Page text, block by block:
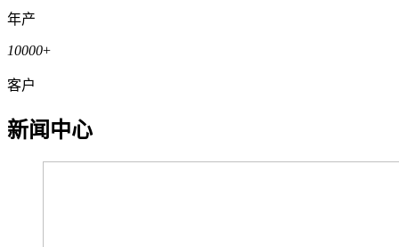
年产
10000+
客户
新闻中心